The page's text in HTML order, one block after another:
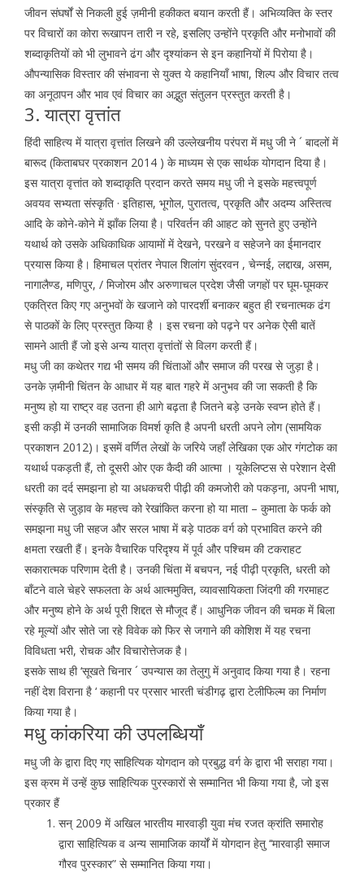
जीवन संघर्षों से निकली हुई ज़मीनी हकीकत बयान करती हैं। अभिव्यक्ति के स्तर
पर विचारों का कोरा रूखापन तारी न रहे, इसलिए उन्होंने प्रकृति और मनोभावों की
शब्दाकृतियों को भी लुभावने ढंग और दृश्यांकन से इन कहानियों में पिरोया है।
औपन्यासिक विस्तार की संभावना से युक्त ये कहानियाँ भाषा, शिल्प और विचार तत्व
का अनूठापन और भाव एवं विचार का अद्भुत संतुलन प्रस्तुत करती है।
3. यात्रा वृत्तांत
हिंदी साहित्य में यात्रा वृत्तांत लिखने की उल्लेखनीय परंपरा में मधु जी ने ´ बादलों में
बारूद (किताबघर प्रकाशन 2014 ) के माध्यम से एक सार्थक योगदान दिया है।
इस यात्रा वृत्तांत को शब्दाकृति प्रदान करते समय मधु जी ने इसके महत्त्वपूर्ण
अवयव सभ्यता संस्कृति · इतिहास, भूगोल, पुरातत्व, प्रकृति और अदम्य अस्तित्व
आदि के कोने-कोने में झाँक लिया है। परिवर्तन की आहट को सुनते हुए उन्होंने
यथार्थ को उसके अधिकाधिक आयामों में देखने, परखने व सहेजने का ईमानदार
प्रयास किया है। हिमाचल प्रांतर नेपाल शिलांग सुंदरवन , चेन्नई, लद्दाख, असम,
नागालैण्ड, मणिपुर, / मिजोरम और अरुणाचल प्रदेश जैसी जगहों पर घूम-घूमकर
एकत्रित किए गए अनुभवों के खजाने को पारदर्शी बनाकर बहुत ही रचनात्मक ढंग
से पाठकों के लिए प्रस्तुत किया है । इस रचना को पढ़ने पर अनेक ऐसी बातें
सामने आती हैं जो इसे अन्य यात्रा वृत्तांतों से विलग करती हैं।
मधु जी का कथेतर गद्य भी समय की चिंताओं और समाज की परख से जुड़ा है।
उनके ज़मीनी चिंतन के आधार में यह बात गहरे में अनुभव की जा सकती है कि
मनुष्य हो या राष्ट्र वह उतना ही आगे बढ़ता है जितने बड़े उनके स्वप्न होते हैं।
इसी कड़ी में उनकी सामाजिक विमर्श कृति है अपनी धरती अपने लोग (सामयिक
प्रकाशन 2012)। इसमें वर्णित लेखों के जरिये जहाँ लेखिका एक ओर गंगटोक का
यथार्थ पकड़ती हैं, तो दूसरी ओर एक कैदी की आत्मा । यूकेलिप्टस से परेशान देसी
धरती का दर्द समझना हो या अधकचरी पीढ़ी की कमजोरी को पकड़ना, अपनी भाषा,
संस्कृति से जुड़ाव के महत्त्व को रेखांकित करना हो या माता – कुमाता के फर्क को
समझना मधु जी सहज और सरल भाषा में बड़े पाठक वर्ग को प्रभावित करने की
क्षमता रखती हैं। इनके वैचारिक परिदृश्य में पूर्व और पश्चिम की टकराहट
सकारात्मक परिणाम देती है। उनकी चिंता में बचपन, नई पीढ़ी प्रकृति, धरती को
बाँटने वाले चेहरे सफलता के अर्थ आत्ममुक्ति, व्यावसायिकता जिंदगी की गरमाहट
और मनुष्य होने के अर्थ पूरी शिद्दत से मौजूद हैं। आधुनिक जीवन की चमक में बिला
रहे मूल्यों और सोते जा रहे विवेक को फिर से जगाने की कोशिश में यह रचना
विविधता भरी, रोचक और विचारोत्तेजक है।
इसके साथ ही ‘सूखते चिनार ´ उपन्यास का तेलुगु में अनुवाद किया गया है। रहना
नहीं देश विराना है ‘ कहानी पर प्रसार भारती चंडीगढ़ द्वारा टेलीफिल्म का निर्माण
किया गया है।
मधु कांकरिया की उपलब्धियाँ
मधु जी के द्वारा दिए गए साहित्यिक योगदान को प्रबुद्ध वर्ग के द्वारा भी सराहा गया।
इस क्रम में उन्हें कुछ साहित्यिक पुरस्कारों से सम्मानित भी किया गया है, जो इस
प्रकार हैं
सन् 2009 में अखिल भारतीय मारवाड़ी युवा मंच रजत क्रांति समारोह
द्वारा साहित्यिक व अन्य सामाजिक कार्यों में योगदान हेतु ‘‘मारवाड़ी समाज
गौरव पुरस्कार” से सम्मानित किया गया।